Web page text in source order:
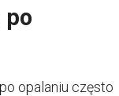
po
opalaniu często